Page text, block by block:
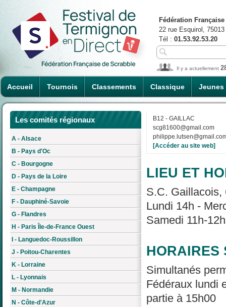
Accueil Tournois Classements Classique Jeunes
Fédération
22 rue Esquirol,
Tél : 01.53.92.53.20
Il y a actuellement
Les comités régionaux
A - Alsace
B - Pays d'Oc
C - Bourgogne
D - Pays de la Loire
E - Champagne
F - Dauphiné-Savoie
G - Flandres
H - Paris Île-de-France Ouest
I - Languedoc-Roussillon
J - Poitou-Charentes
K - Lorraine
L - Lyonnais
M - Normandie
N - Côte-d'Azur
B12 - GAILLAC
scg81600@gmail.com
[Accéder au site web]
LIEU ET
S.C. Gaillacois,
Lundi 14h -
Samedi 11h-
HORAIRES
Simultanés
Fédéraux lundi
partie à 15h00